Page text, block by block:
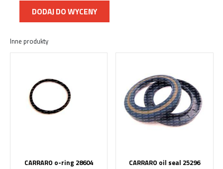
DODAJ DO WYCENY
Inne produkty
CARRARO o-ring 28604 CARRARO oil seal 25296